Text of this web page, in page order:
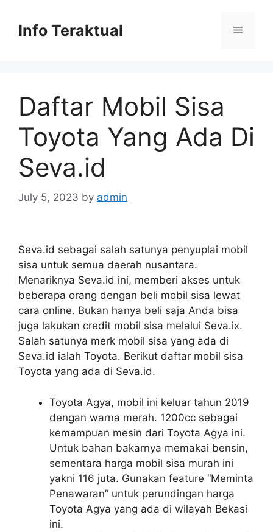
contentInfo Teraktual Menu
Daftar Mobil Sisa
Toyota Yang Ada Di
Seva.id
July 5, 2023 by admin
Seva.id sebagai salah satunya penyuplai mobil
sisa untuk semua daerah nusantara.
Menariknya Seva.id ini, memberi akses untuk
beberapa orang dengan beli mobil sisa lewat
cara online. Bukan hanya beli saja Anda bisa
juga lakukan credit mobil sisa melalui Seva.ix.
Salah satunya merk mobil sisa yang ada di
Seva.id ialah Toyota. Berikut daftar mobil sisa
Toyota yang ada di Seva.id.
Toyota Agya, mobil ini keluar tahun 2019
dengan warna merah. 1200cc sebagai
kemampuan mesin dari Toyota Agya ini.
Untuk bahan bakarnya memakai bensin,
sementara harga mobil sisa murah ini
yakni 116 juta. Gunakan feature “Meminta
Penawaran” untuk perundingan harga
Toyota Agya yang ada di wilayah Bekasi
ini.